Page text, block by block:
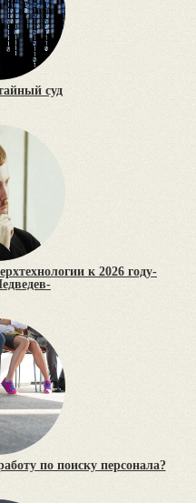
суд
к 2026 году-
по поиску персонала?